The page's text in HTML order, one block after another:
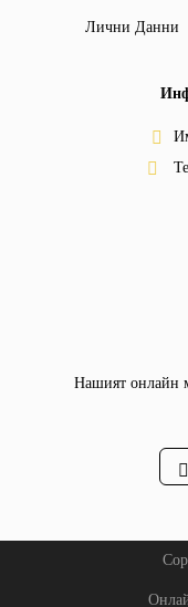
Лични Данни
Нашият онлайн